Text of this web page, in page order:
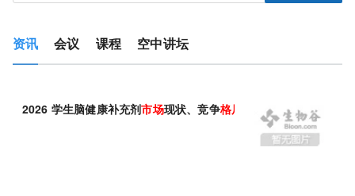
资讯 会议 课程 空中讲坛
2026 学生脑健康补充剂市场现状、竞争格局 深度分析